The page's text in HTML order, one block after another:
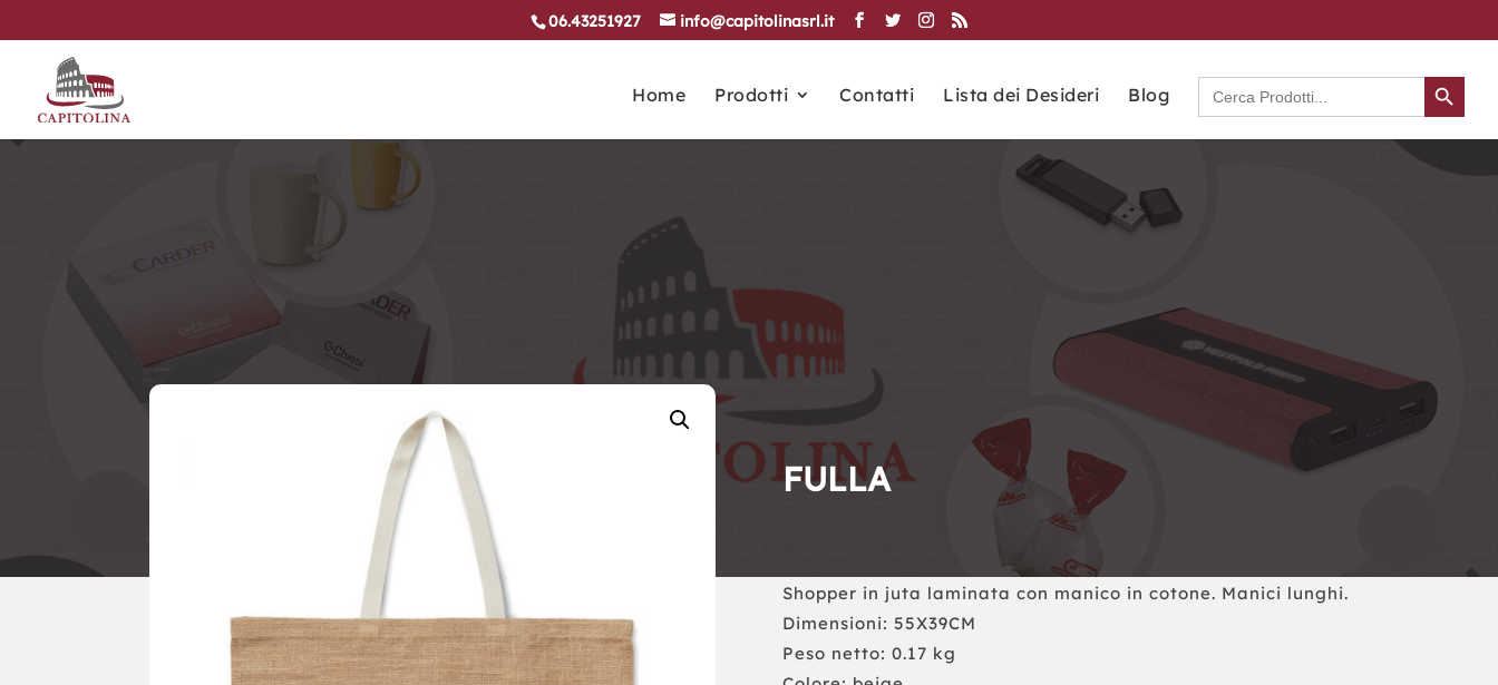
06.43251927 info@capitolinasrl.it
Home Prodotti Contatti Lista dei Desideri Blog Search
for:
Search Button
FULLA
Shopper in juta laminata con manico in cotone. Manici lunghi.
Dimensioni: 55X39CM
Peso netto: 0.17 kg